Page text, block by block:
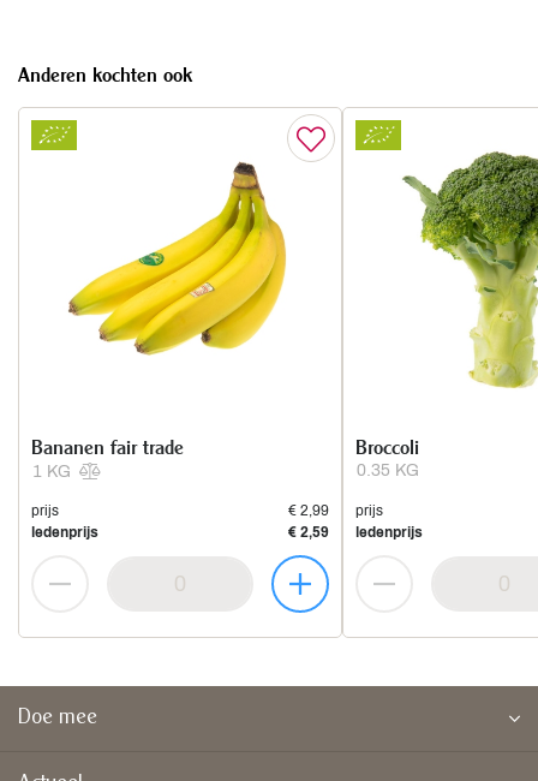
Anderen kochten ook
1 KG
Bananen fair trade
prijs
€ 2,99
ledenprijs
€ 2,59
0.35 KG
Broccoli
prijs
ledenprijs
Doe mee